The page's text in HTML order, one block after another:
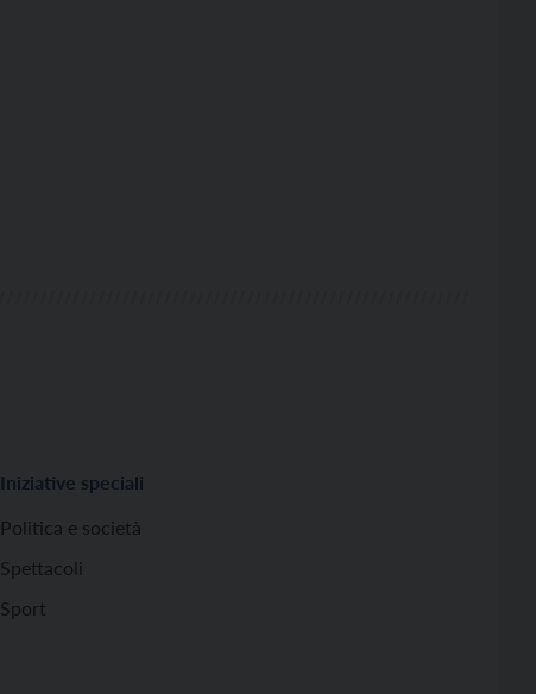
Iniziative speciali
Politica e società
Spettacoli
Sport